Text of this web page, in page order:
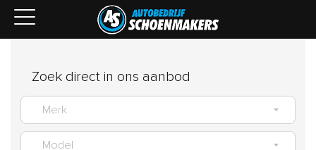
Zoek direct in ons aanbod